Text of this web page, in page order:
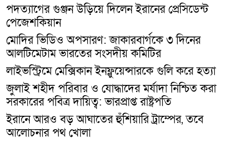
পদত্যাগের গুঞ্জন উড়িয়ে দিলেন ইরানের প্রেসিডেন্ট
পেজেশকিয়ান
মোদির ভিডিও অপসারণ: জাকারবার্গকে ৩ দিনের
আলটিমেটাম ভারতের সংসদীয় কমিটির
লাইভস্ট্রিমে মেক্সিকান ইনফ্লুয়েন্সারকে গুলি করে হত্যা
জুলাই শহীদ পরিবার ও যোদ্ধাদের মর্যাদা নিশ্চিত করা
সরকারের পবিত্র দায়িত্ব: ভারপ্রাপ্ত রাষ্ট্রপতি
ইরানে আরও বড় আঘাতের হুঁশিয়ারি ট্রাম্পের, তবে
আলোচনার পথ খোলা